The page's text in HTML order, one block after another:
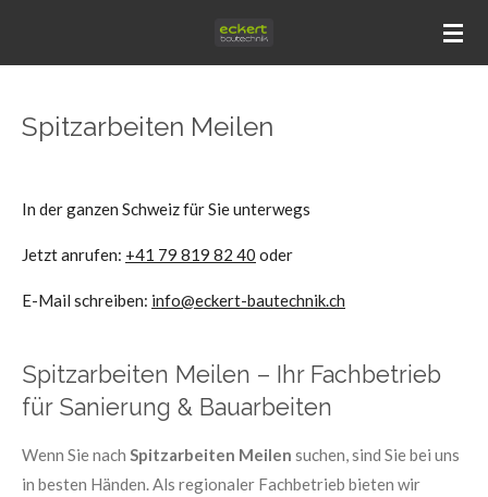
Spitzarbeiten Meilen
In der ganzen Schweiz für Sie unterwegs
Jetzt anrufen: +41 79 819 82 40 oder
E-Mail schreiben: info@eckert-bautechnik.ch
Spitzarbeiten Meilen – Ihr Fachbetrieb
für Sanierung & Bauarbeiten
Wenn Sie nach Spitzarbeiten Meilen suchen, sind Sie bei uns
in besten Händen. Als regionaler Fachbetrieb bieten wir